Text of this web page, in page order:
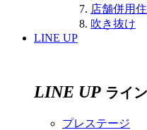
店舗併用
吹き抜け
LINE UP
LINE UP ライ
プレステージ